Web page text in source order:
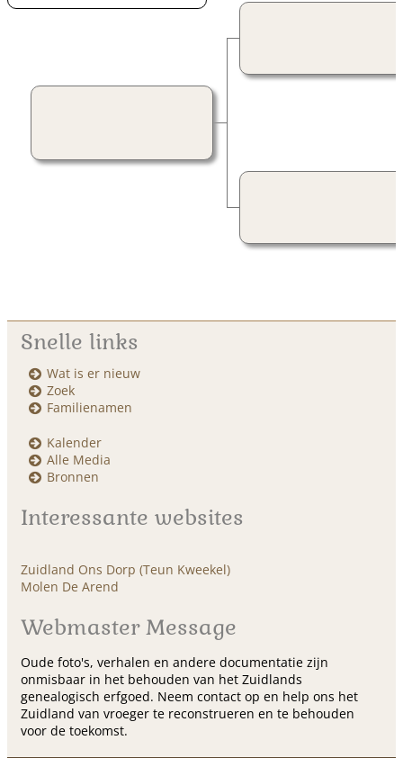
Snelle links
Wat is er nieuw
Zoek
Familienamen
Kalender
Alle Media
Bronnen
Interessante websites
Zuidland Ons Dorp (Teun Kweekel)
Molen De Arend
Webmaster Message
Oude foto's, verhalen en andere documentatie zijn
onmisbaar in het behouden van het Zuidlands
genealogisch erfgoed. Neem contact op en help ons het
Zuidland van vroeger te reconstrueren en te behouden
voor de toekomst.